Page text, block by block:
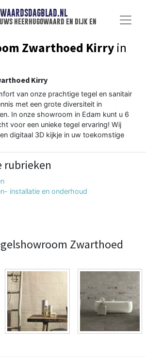
heerhugowaard en dijk en
Zwarthoed Kirry in
Kirry
van onze prachtige tegel en sanitair
met een grote diversiteit in
In onze showroom in Edam kunt u 6
voor een unieke tegel ervaring! Wij
digitaal 3D kijkje in uw toekomstige
rubrieken
installatie en onderhoud
Zwarthoed